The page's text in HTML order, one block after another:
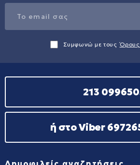
Συμφωνώ με τους
213
ή στο Viber